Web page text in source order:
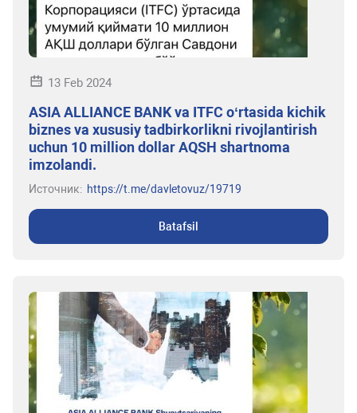
13 Feb 2024
ASIA ALLIANCE BANK va ITFC oʻrtasida kichik
biznes va xususiy tadbirkorlikni rivojlantirish
uchun 10 million dollar AQSH shartnoma
imzolandi.
Источник: https://t.me/davletovuz/19719
Batafsil